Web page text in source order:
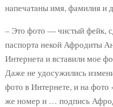
напечатаны имя, фамилия и
– Это фото — чистый фейк,
паспорта некой Афродиты
Интернета и вставили мое
Даже не удосужились
фото в Интернете, и на фото
же номер и … подпись